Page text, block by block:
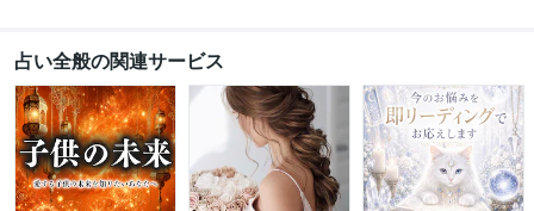
占い全般の関連サービス